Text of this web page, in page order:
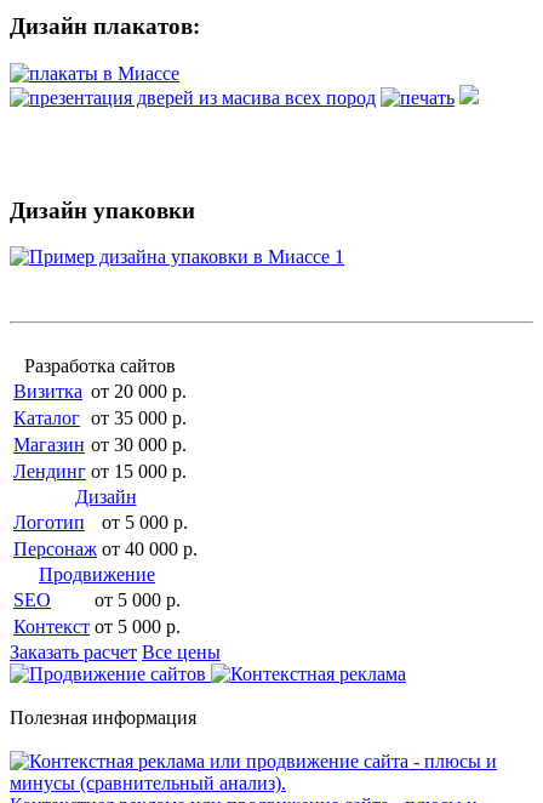
Дизайн плакатов:
Дизайн упаковки
Разработка сайтов
Визитка от 20 000 р.
Каталог от 35 000 р.
Магазин от 30 000 р.
Лендинг от 15 000 р.
Дизайн
Логотип
от 5 000 р.
Персонаж от 40 000 р.
Продвижение
SEO
от 5 000 р.
Контекст от 5 000 р.
Заказать расчет Все цены
Полезная информация